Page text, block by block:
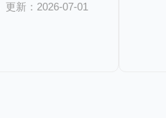
更新：2026-07-01